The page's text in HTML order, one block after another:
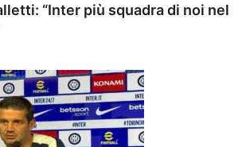
“Inter più squadra di noi nel